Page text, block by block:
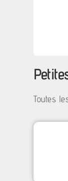
Toutes